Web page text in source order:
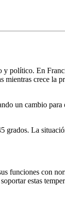
político. En
crece la
un cambio
grados. La
funciones con
estas